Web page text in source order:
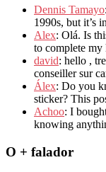
Dennis Tamayo
1990s, but it’s
Alex: Olá. Is
to complete my
david: hello ,
conseiller sur
Álex: Do you
sticker? This
Achoo: I
knowing
O + falador